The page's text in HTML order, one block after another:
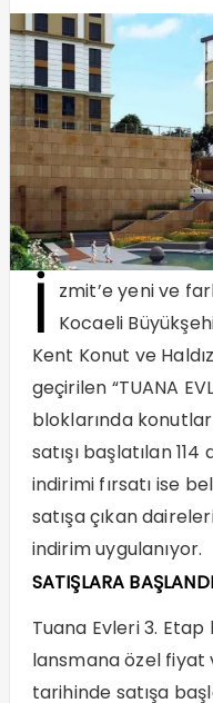
İ zmit’e yeni ve
Kocaeli
Kent Konut ve
geçirilen “TUANA
bloklarında
satışı başlatılan
indirimi fırsatı ise
satışa çıkan
indirim uygulanıyor.
SATIŞLARA BAŞLANDI
Tuana Evleri 3. Etap
lansmana özel fiyat
tarihinde satışa